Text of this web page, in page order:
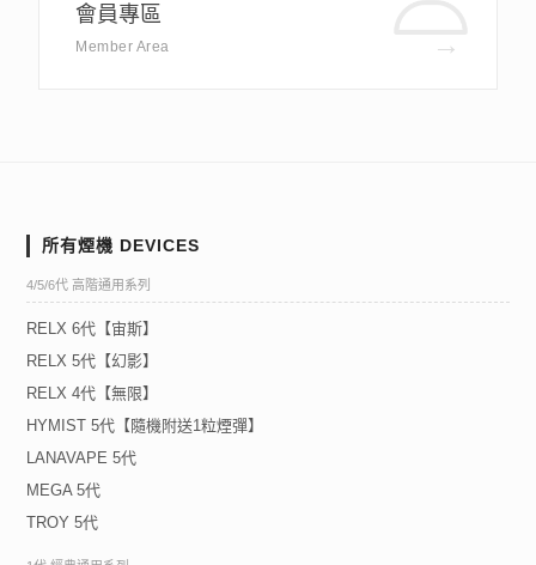
會員專區
Member Area →
所有煙機 DEVICES
4/5/6代 高階通用系列
RELX 6代【宙斯】
RELX 5代【幻影】
RELX 4代【無限】
HYMIST 5代【隨機附送1粒煙彈】
LANAVAPE 5代
MEGA 5代
TROY 5代